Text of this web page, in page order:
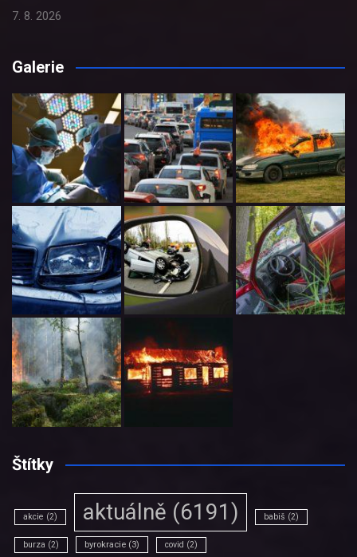
7. 8. 2026
Galerie
Štítky
akcie (2) aktuálně (6191) babiš (2)
burza (2) byrokracie (3) covid (2)